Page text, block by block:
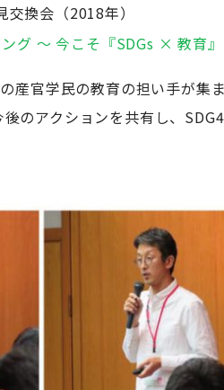
換会（2018年）
グ 〜 今こそ『SDGs × 教育
産官学民の教育の担い手が集
のアクションを共有し、